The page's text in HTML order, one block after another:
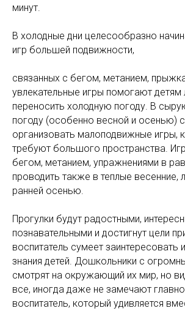
минут.
В холодные дни целесообразно
игр большей подвижности,
связанных с бегом, метанием,
увлекательные игры помогают детям
переносить холодную погоду. В
погоду (особенно весной и осенью)
организовать малоподвижные игры,
требуют большого пространства.
бегом, метанием, упражнениями в
проводить также в теплые весенние,
ранней осенью.
Прогулки будут радостными,
познавательными и достигнут цели
воспитатель сумеет заинтересовать
знания детей. Дошкольники с
смотрят на окружающий их мир, но
все, иногда даже не замечают
воспитатель, который удивляется